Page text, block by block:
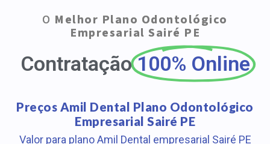
O Melhor Plano Odontológico
Empresarial Sairé PE
Contratação 100% Online
Preços Amil Dental Plano Odontológico
Empresarial Sairé PE
Valor para plano Amil Dental empresarial Sairé PE